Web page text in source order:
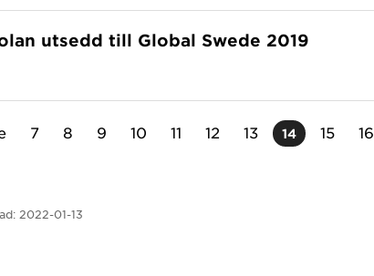
utsedd till Global Swede 2019
7 8 9 10 11 12 13 14 15 16
2022-01-13